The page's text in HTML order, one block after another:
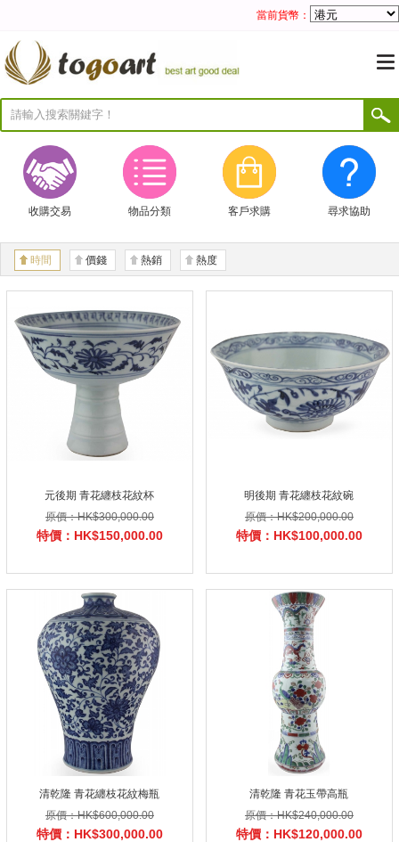
當前貨幣：
收購交易 物品分類 客戶求購 尋求協助
時間 價錢 熱銷 熱度
元後期 青花纏枝花紋杯
原價：HK$300,000.00
特價：HK$150,000.00
明後期 青花纏枝花紋碗
原價：HK$200,000.00
特價：HK$100,000.00
清乾隆 青花纏枝花紋梅瓶
原價：HK$600,000.00
特價：HK$300,000.00
清乾隆 青花玉帶高瓶
原價：HK$240,000.00
特價：HK$120,000.00